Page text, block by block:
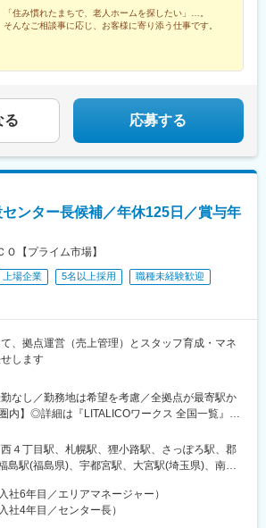
予約できるアプリ導入※面談、見学対応など基本
宿西口駅、栄町駅(愛知県)、西１５丁目駅、電車
田通駅、郵便局前駅、中納言駅、広島駅
「住み慣れたまちで、老人ホームを探したい」…。
そんなご相談事に応じ、お客様に寄り添う仕事です。
る 応募する
ンター長候補／年休125日／賞与年
【プライム市場】
上場企業 5名以上採用
職種未経験歓迎
、拠点運営（売上管理）とスタッフ育成・マネ
します
勤なし／勤務地は希望を考慮／全拠点が最寄駅か
内】◎詳細は『LITALICOワークス 全国一覧』の
ただけます。■北海道：札幌、函館■福島県：福
：宇都宮■埼玉県：さいたま、和光、所沢、越
千葉県：千葉、柏、船橋、松戸、市原■東京都：
木■静岡県：静岡、浜松、富士■愛知県：名古
旭、豊明、一宮、豊田、岡崎■新潟県：新潟■富
４丁目駅、札幌駅、狸小路駅、さっぽろ駅、郡
島駅(福島県)、宇都宮駅、大宮駅(埼玉県)、南与
松戸駅、水道橋駅、錦糸町駅、岩本町駅、日暮
)、葛西駅、新板橋駅、亀有駅、新小岩駅、向原
社6年目／エリアマネージャー）
社4年目／センター長）